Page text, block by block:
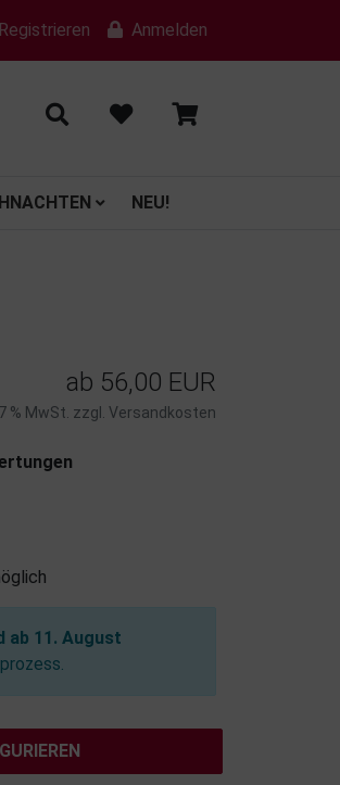
Registrieren Anmelden
NEU!
ab 56,00 EUR
% MwSt. zzgl. Versandkosten
ab 11. August